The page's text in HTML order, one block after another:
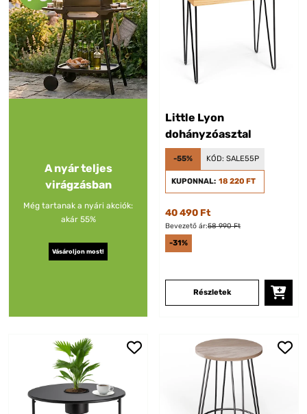
A nyár teljes
virágzásban
Még tartanak a nyári akciók:
akár 55%
Vásároljon most!
Little Lyon
dohányzóasztal
-55% KÓD: SALE55P
KUPONNAL: 18 220 FT
40 490 Ft
Bevezető ár:58 990 Ft
-31%
Részletek